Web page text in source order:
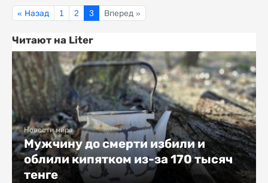
« Назад 1 2 3 Вперед »
Читают на Liter
Новости мира
Мужчину до смерти избили и
облили кипятком из-за 170 тысяч
тенге